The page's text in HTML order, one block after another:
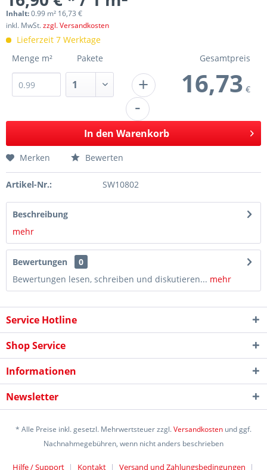
Inhalt:0.99 m² 16,73 €
inkl. MwSt.zzgl. Versandkosten
Lieferzeit 7 Werktage
Menge m²
Pakete
+
-
Gesamtpreis
16,73 €
In den Warenkorb
Merken Bewerten
Artikel-Nr.: SW10802
Beschreibung
mehr
Bewertungen
0
Bewertungen lesen, schreiben und diskutieren... mehr
Service Hotline
Shop Service
Informationen
Newsletter
* Alle Preise inkl. gesetzl. Mehrwertsteuer zzgl.Versandkosten und ggf.
Nachnahmegebühren, wenn nicht anders beschrieben
Hilfe / Support Kontakt Versand und Zahlungsbedingungen